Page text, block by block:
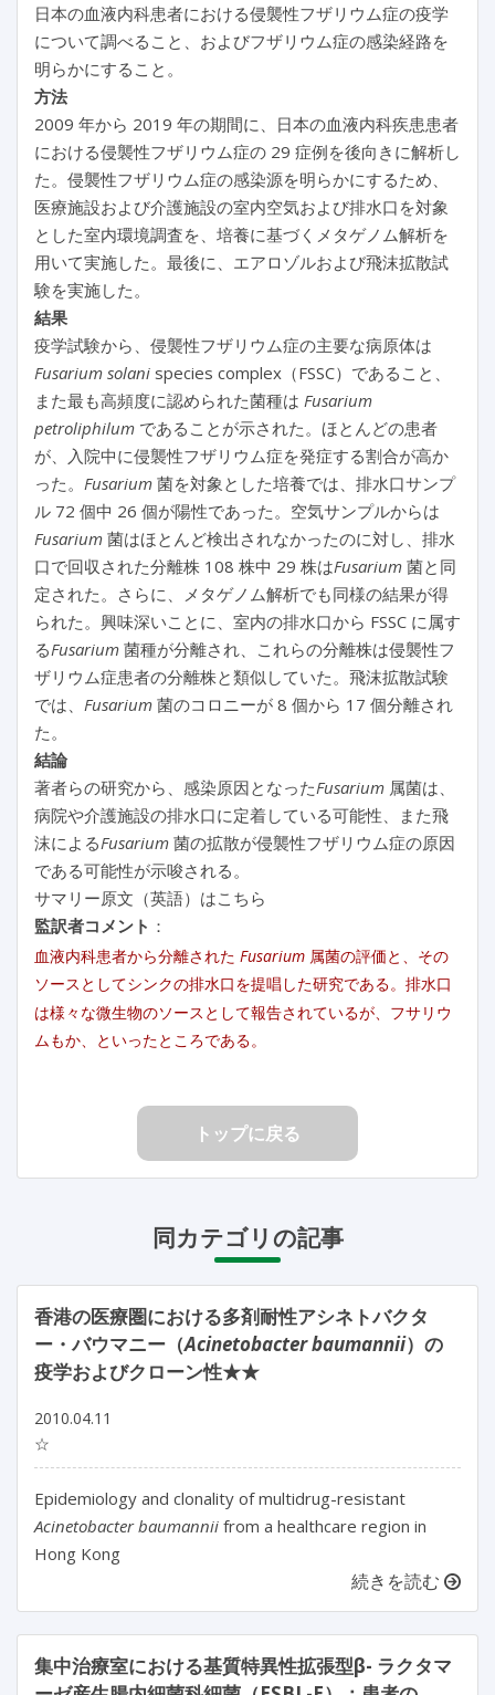
日本の血液内科患者における侵襲性フザリウム症の疫学
について調べること、およびフザリウム症の感染経路を
明らかにすること。
方法
2009 年から 2019 年の期間に、日本の血液内科疾患患者
における侵襲性フザリウム症の 29 症例を後向きに解析し
た。侵襲性フザリウム症の感染源を明らかにするため、
医療施設および介護施設の室内空気および排水口を対象
とした室内環境調査を、培養に基づくメタゲノム解析を
用いて実施した。最後に、エアロゾルおよび飛沫拡散試
験を実施した。
結果
疫学試験から、侵襲性フザリウム症の主要な病原体は
Fusarium solani species complex（FSSC）であること、
また最も高頻度に認められた菌種は Fusarium
petroliphilum であることが示された。ほとんどの患者
が、入院中に侵襲性フザリウム症を発症する割合が高か
った。 Fusarium 菌を対象とした培養では、排水口サンプ
ル 72 個中 26 個が陽性であった。空気サンプルからは
Fusarium 菌はほとんど検出されなかったのに対し、排水
口で回収された分離株 108 株中 29 株はFusarium 菌と同
定された。さらに、メタゲノム解析でも同様の結果が得
られた。興味深いことに、室内の排水口から FSSC に属す
るFusarium 菌種が分離され、これらの分離株は侵襲性フ
ザリウム症患者の分離株と類似していた。飛沫拡散試験
では、 Fusarium 菌のコロニーが 8 個から 17 個分離され
た。
結論
著者らの研究から、感染原因となったFusarium 属菌は、
病院や介護施設の排水口に定着している可能性、また飛
沫によるFusarium 菌の拡散が侵襲性フザリウム症の原因
である可能性が示唆される。
サマリー原文（英語）はこちら
監訳者コメント ：
血液内科患者から分離された Fusarium 属菌の評価と、その
ソースとしてシンクの排水口を提唱した研究である。排水口
は様々な微生物のソースとして報告されているが、フサリウ
ムもか、といったところである。
トップに戻る
同カテゴリの記事
香港の医療圏における多剤耐性アシネトバクタ
ー・バウマニー（Acinetobacter baumannii）の
疫学およびクローン性★★
2010.04.11
☆
Epidemiology and clonality of multidrug-resistant
Acinetobacter baumannii from a healthcare region in
Hong Kong
続きを読む
集中治療室における基質特異性拡張型β- ラクタマ